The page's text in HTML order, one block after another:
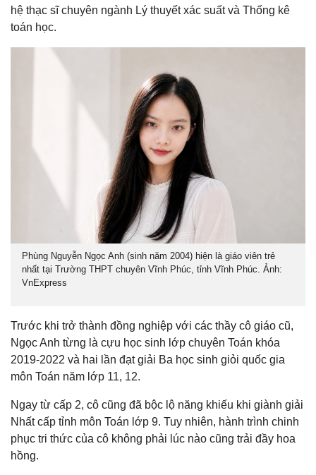
hệ thạc sĩ chuyên ngành Lý thuyết xác suất và Thống kê
toán học.
Phùng Nguyễn Ngọc Anh (sinh năm 2004) hiện là giáo viên trẻ
nhất tại Trường THPT chuyên Vĩnh Phúc, tỉnh Vĩnh Phúc. Ảnh:
VnExpress
Trước khi trở thành đồng nghiệp với các thầy cô giáo cũ,
Ngọc Anh từng là cựu học sinh lớp chuyên Toán khóa
2019-2022 và hai lần đạt giải Ba học sinh giỏi quốc gia
môn Toán năm lớp 11, 12.
Ngay từ cấp 2, cô cũng đã bộc lộ năng khiếu khi giành giải
Nhất cấp tỉnh môn Toán lớp 9. Tuy nhiên, hành trình chinh
phục tri thức của cô không phải lúc nào cũng trải đầy hoa
hồng.